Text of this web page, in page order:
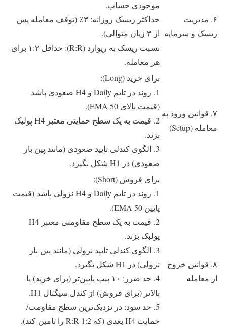
۶. مدیریت
ریسک و سرمایه
موجودی حساب.
حداکثر ریسک روزانه: ۳٪ (توقف معامله پس
از ۳ زیان متوالی).
نسبت ریسک به ریوارد (R:R): حداقل ۱:۲ برای
هر معامله.
۷. قوانین ورود به
معامله (Setup)
برای خرید (Long):
1. روند در تایم Daily و H4 صعودی باشد
(قیمت بالای EMA 50).
2. قیمت به یک سطح حمایتی معتبر H4 پولبک
بزند.
3. الگوی کندلی تایید صعودی (مانند پین بار
صعودی) در H1 شکل بگیرد.
۸. قوانین خروج
از معامله
برای فروش (Short):
1. روند در تایم Daily و H4 نزولی باشد (قیمت
پایین EMA 50).
2. قیمت به یک سطح مقاومتی معتبر H4
پولبک بزند.
3. الگوی کندلی تایید نزولی (مانند پین بار
نزولی) در H1 شکل بگیرد.
4. حد ضرر: ۱۰ پیپ پایین‌تر (برای خرید) یا
بالاتر (برای فروش) از کندل سیگنال H1.
5. حد سود: در نزدیک‌ترین سطح مقاومت/
حمایت H4 بعدی (که R:R 1:2 را تامین کند).